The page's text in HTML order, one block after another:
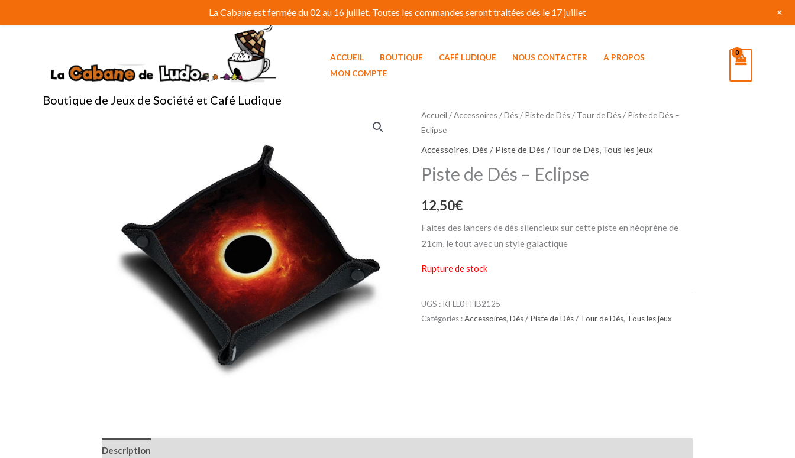
au
Boutique de Jeux de Société et Café Ludique
ACCUEIL BOUTIQUE CAFÉ LUDIQUE NOUS CONTACTER
A PROPOS
MON COMPTE
Accueil /Accessoires /Dés / Piste de Dés / Tour de Dés / Piste de Dés –
Eclipse
Accessoires, Dés / Piste de Dés / Tour de Dés, Tous les jeux
Piste de Dés – Eclipse
12,50€
Faites des lancers de dés silencieux sur cette piste en néoprène de
21cm, le tout avec un style galactique
Rupture de stock
UGS : KFLL0THB2125
Catégories :Accessoires, Dés / Piste de Dés / Tour de Dés, Tous les jeux
Description
La Cabane est fermée du 02 au 16 juillet. Toutes les commandes seront traitées dés le 17 juillet +